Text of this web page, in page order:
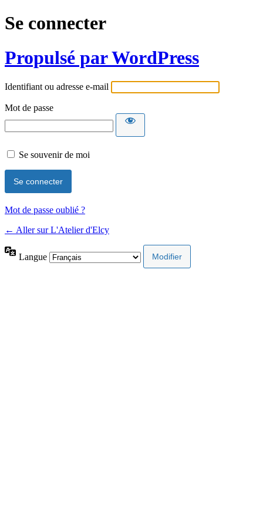
Se connecter
Propulsé par WordPress
Identifiant ou adresse e-mail
Mot de passe
Se souvenir de moi
Mot de passe oublié ?
← Aller sur L'Atelier d'Elcy
Langue